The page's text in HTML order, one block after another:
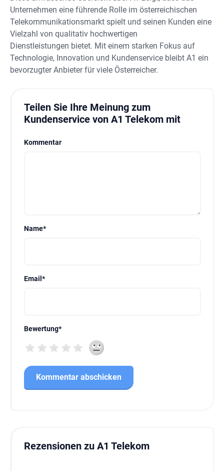
Unternehmen eine führende Rolle im österreichischen
Telekommunikationsmarkt spielt und seinen Kunden eine
Vielzahl von qualitativ hochwertigen
Dienstleistungen bietet. Mit einem starken Fokus auf
Technologie, Innovation und Kundenservice bleibt A1 ein
bevorzugter Anbieter für viele Österreicher.
Teilen Sie Ihre Meinung zum
Kundenservice von A1 Telekom mit
Kommentar
Name*
Email *
Bewertung*
Rezensionen zu A1 Telekom